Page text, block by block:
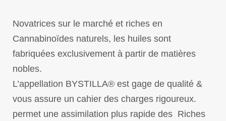
Novatrices sur le marché et riches en
Cannabinoïdes naturels, les huiles sont
fabriquées exclusivement à partir de matières
nobles.
L’appellation BYSTILLA® est gage de qualité &
vous assure un cahier des charges rigoureux.
permet une assimilation plus rapide des Riches